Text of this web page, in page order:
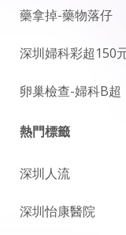
藥拿掉-藥物落仔
深圳婦科彩超150
卵巢檢查-婦科B超
熱門標籤
深圳人流
深圳怡康醫院